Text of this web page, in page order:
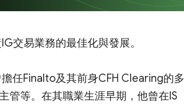
交易業務的最佳化與發展。
任Finalto及其前身CFH Clearing的多
管等。在其職業生涯早期，他曾在IS